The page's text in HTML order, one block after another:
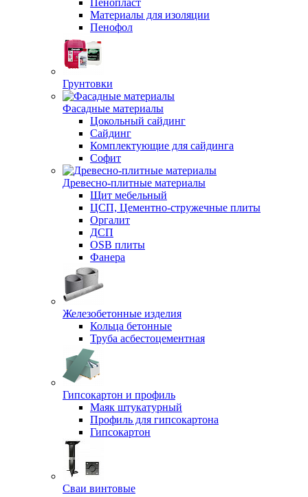
Пенопласт
Материалы для изоляции
Пенофол
Грунтовки
Фасадные материалы
Цокольный сайдинг
Сайдинг
Комплектующие для сайдинга
Софит
Древесно-плитные материалы
Щит мебельный
ЦСП, Цементно-стружечные плиты
Оргалит
ДСП
OSB плиты
Фанера
Железобетонные изделия
Кольца бетонные
Труба асбестоцементная
Гипсокартон и профиль
Маяк штукатурный
Профиль для гипсокартона
Гипсокартон
Сваи винтовые